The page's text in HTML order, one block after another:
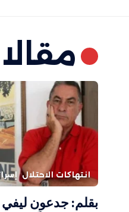
انتهاكات الاحتلال
بقلم: جدعون